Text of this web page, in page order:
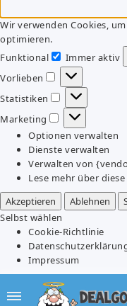
Wir verwenden Cookies,
optimieren.
Funktional
Funktional
Immer aktiv
Vorlieben
Vorlieben
Statistiken
Statistiken
Marketing
Marketing
Optionen verwalten
Dienste verwalten
Verwalten von
Lese mehr über diese
Akzeptieren
Ablehnen
Selbst wählen
Cookie-Richtlinie
Impressum